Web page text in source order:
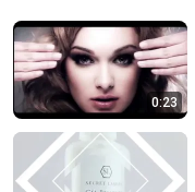
0:23